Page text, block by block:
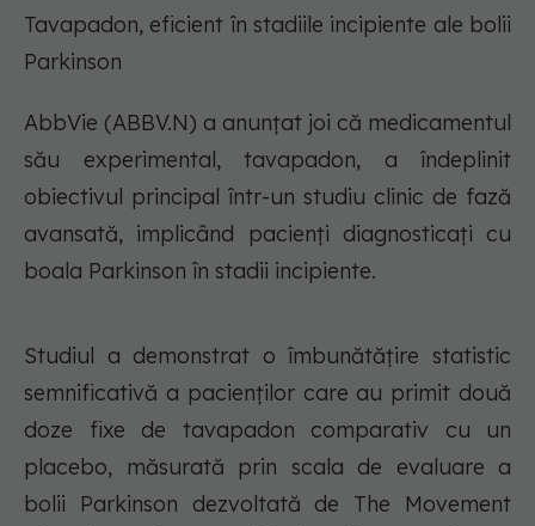
Tavapadon, eficient în stadiile incipiente ale bolii
Parkinson
AbbVie (ABBV.N) a anunțat joi că medicamentul
său experimental, tavapadon, a îndeplinit
obiectivul principal într-un studiu clinic de fază
avansată, implicând pacienți diagnosticați cu
boala Parkinson în stadii incipiente.
Studiul a demonstrat o îmbunătățire statistic
semnificativă a pacienților care au primit două
doze fixe de tavapadon comparativ cu un
placebo, măsurată prin scala de evaluare a
bolii Parkinson dezvoltată de The Movement